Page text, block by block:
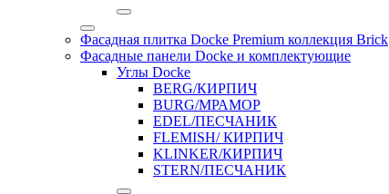
Фасадная плитка Docke Premium коллекция Brick
Фасадные панели Docke и комплектующие
Углы Docke
BERG/КИРПИЧ
BURG/МРАМОР
EDEL/ПЕСЧАНИК
FLEMISH/ КИРПИЧ
KLINKER/КИРПИЧ
STERN/ПЕСЧАНИК